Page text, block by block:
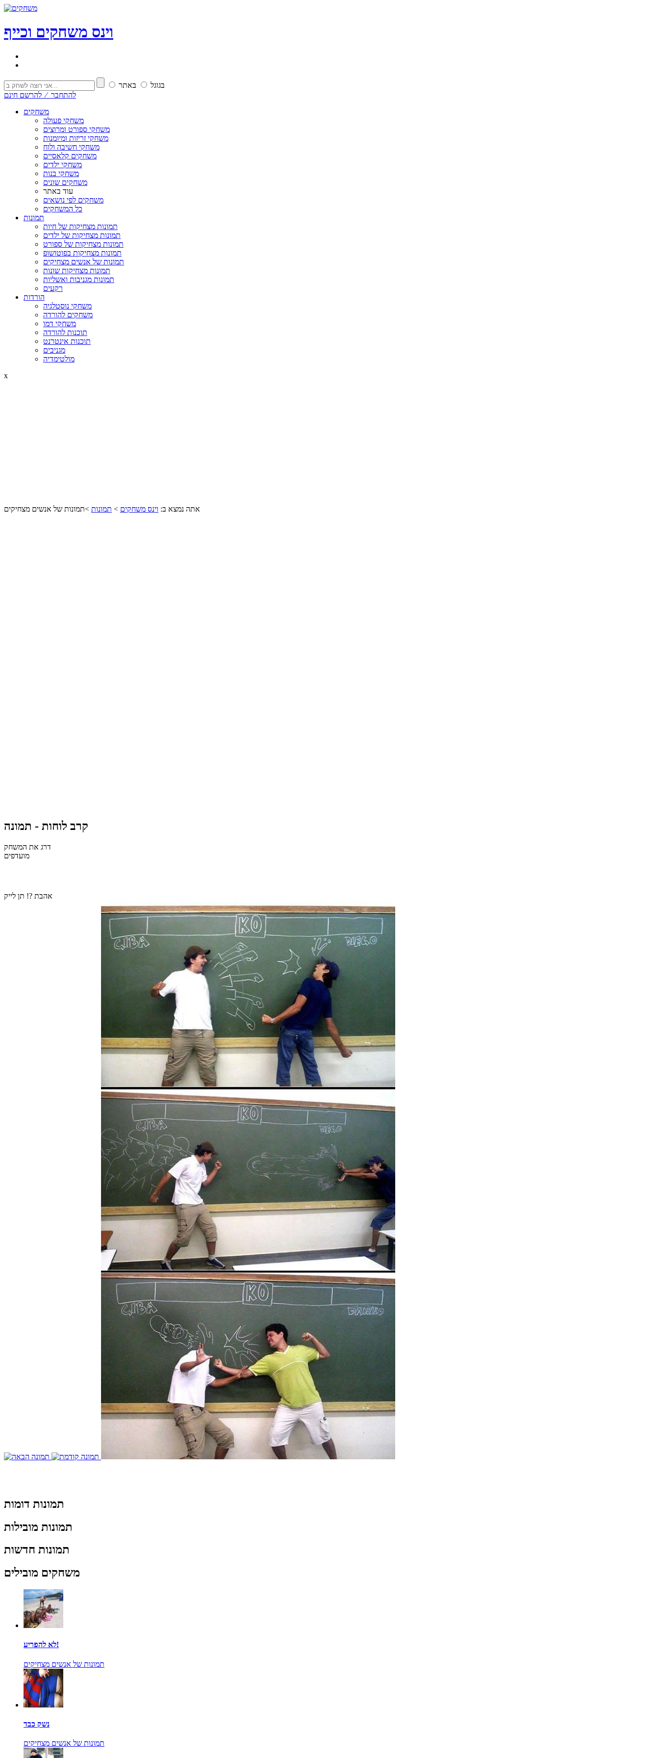
וינס משחקים וכייף
בגוגל
באתר
להתחבר ⁄ להרשם חינם
משחקים
משחקי פעולה
משחקי ספורט ומרוצים
משחקי זריזות ומיומנות
משחקי חשיבה ולוח
משחקים קלאסיים
משחקי ילדים
משחקי בנות
משחקים שונים
עוד באתר
משחקים לפי נושאים
כל המשחקים
תמונות
תמונות מצחיקות של חיות
תמונות מצחיקות של ילדים
תמונות מצחיקות של ספורט
תמונות מצחיקות בפוטושופ
תמונות של אנשים מצחיקים
תמונות מצחיקות שונות
תמונות מגניבות ואשליות
רקעים
הורדות
משחקי נוסטלגיה
משחקים להורדה
משחקי דמו
תוכנות להורדה
תוכנות אינטרנט
מגניבים
מולטימדיה
x
אתה נמצא ב: וינס משחקים > תמונות >תמונות של אנשים מצחיקים
קרב לוחות - תמונה
דרג את המשחק
מועדפים
תמונות דומות
תמונות מובילות
תמונות חדשות
משחקים מובילים
לא להפריע!
תמונות של אנשים מצחיקים
נשק כבד
תמונות של אנשים מצחיקים